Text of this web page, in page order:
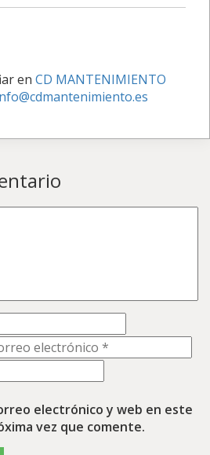
en CD MANTENIMIENTO
electrónico y web en este
vez que comente.